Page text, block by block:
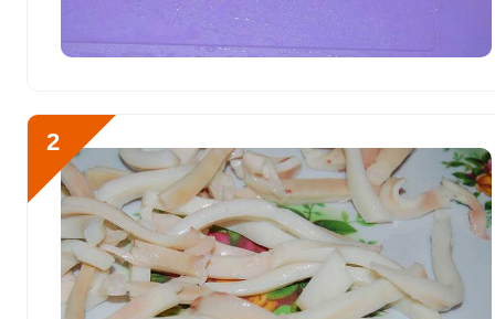
Калий
Кальций 759.2 мг
Кремний 2.3 мг
Магний 327.9 мг
Натрий 1472.8 мг
2
Начнем готовить
проточной водой. Для
Политикой конфиденциальности,
персональных данных